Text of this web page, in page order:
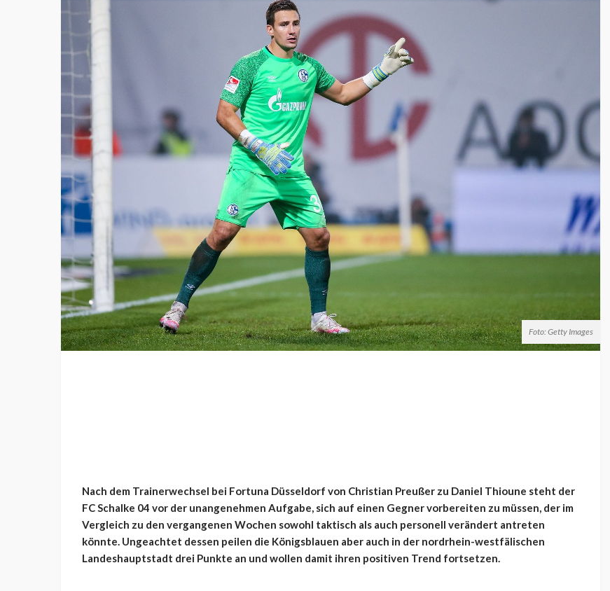
Foto: Getty Images
Nach dem Trainerwechsel bei Fortuna Düsseldorf von Christian Preußer zu Daniel Thioune steht der
FC Schalke 04 vor der unangenehmen Aufgabe, sich auf einen Gegner vorbereiten zu müssen, der im
Vergleich zu den vergangenen Wochen sowohl taktisch als auch personell verändert antreten
könnte. Ungeachtet dessen peilen die Königsblauen aber auch in der nordrhein-westfälischen
Landeshauptstadt drei Punkte an und wollen damit ihren positiven Trend fortsetzen.